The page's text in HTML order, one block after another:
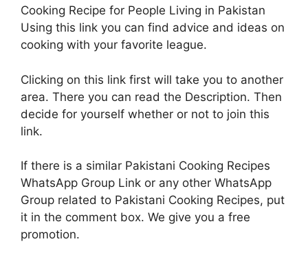
Cooking Recipe for People Living in Pakistan
Using this link you can find advice and ideas on
cooking with your favorite league.
Clicking on this link first will take you to another
area. There you can read the Description. Then
decide for yourself whether or not to join this
link.
If there is a similar Pakistani Cooking Recipes
WhatsApp Group Link or any other WhatsApp
Group related to Pakistani Cooking Recipes, put
it in the comment box. We give you a free
promotion.